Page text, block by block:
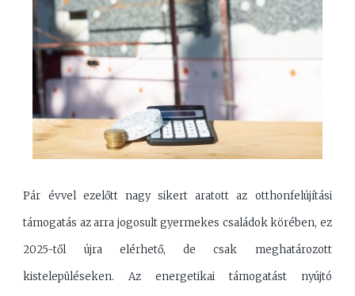
Pár évvel ezelőtt nagy sikert aratott az otthonfelújítási
támogatás az arra jogosult gyermekes családok körében, ez
2025-től újra elérhető, de csak meghatározott
kistelepüléseken. Az energetikai támogatást nyújtó